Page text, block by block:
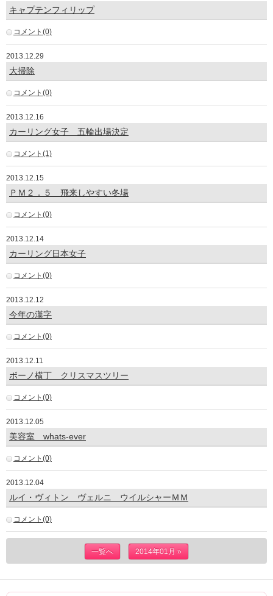
キャプテンフィリップ
コメント(0)
2013.12.29
大掃除
コメント(0)
2013.12.16
カーリング女子 五輪出場決定
コメント(1)
2013.12.15
ＰＭ２．５ 飛来しやすい冬場
コメント(0)
2013.12.14
カーリング日本女子
コメント(0)
2013.12.12
今年の漢字
コメント(0)
2013.12.11
ボーノ横丁 クリスマスツリー
コメント(0)
2013.12.05
美容室 whats-ever
コメント(0)
2013.12.04
ルイ・ヴィトン ヴェルニ ウイルシャーＭＭ
コメント(0)
一覧へ 2014年01月 »